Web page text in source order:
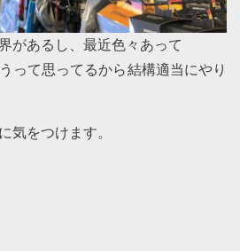
があるし、最近色々あって
って思ってるから結構適当にやり
気をつけます。